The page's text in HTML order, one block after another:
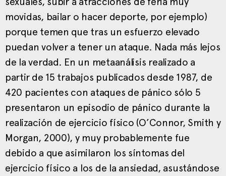
movidas, bailar o hacer deporte, por ejemplo)
porque temen que tras un esfuerzo elevado
puedan volver a tener un ataque. Nada más lejos
de la verdad. En un metaanálisis realizado a
partir de 15 trabajos publicados desde 1987, de
420 pacientes con ataques de pánico sólo 5
presentaron un episodio de pánico durante la
realización de ejercicio físico (O’Connor, Smith y
Morgan, 2000), y muy probablemente fue
debido a que asimilaron los síntomas del
ejercicio físico a los de la ansiedad, asustándose